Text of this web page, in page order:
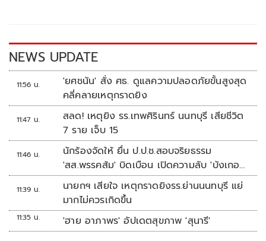
k k
NEWS UPDATE
11:56 น.
'ยศชนัน' สั่ง ศธ. ดูแลความปลอดภัยขั้นสูงสุด
คลี่คลายเหตุกราดยิง
11:47 น.
สลด! เหตุยิง รร.เทพศิรินทร์ นนทบุรี เสียชีวิต
7 ราย เจ็บ 15
11:46 น.
นักร้องจัดให้ ยื่น ป.ป.ช.สอบจริยธรรม
'สส.พรรคส้ม' บิดเบือน เปิดความลับ 'บังเกอร์
ทหาร'
11:39 น.
นายกฯ เสียใจ เหตุกราดยิงรร.ย่านนนทบุรี แย่
มากไม่ควรเกิดขึ้น
11:35 น. 'ฮาย อาภาพร' อัปเดตสุขภาพ 'สุนารี'